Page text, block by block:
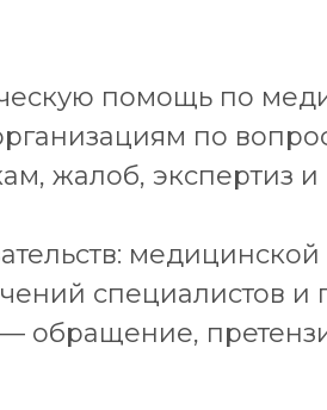
помощь по
по
жалоб, экспертиз
специалистов
обращение,